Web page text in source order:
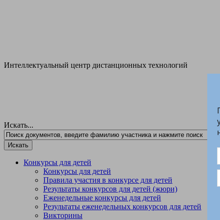
Интеллектуальный центр дистанционных технологий
Искать...
Конкурсы для детей
Конкурсы для детей
Правила участия в конкурсе для детей
Результаты конкурсов для детей (жюри)
Еженедельные конкурсы для детей
Результаты еженедельных конкурсов для детей
Викторины